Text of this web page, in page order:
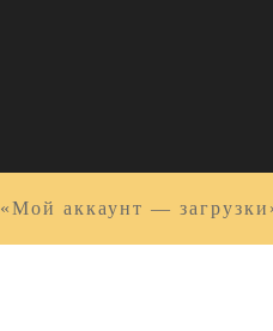
«Мой аккаунт —